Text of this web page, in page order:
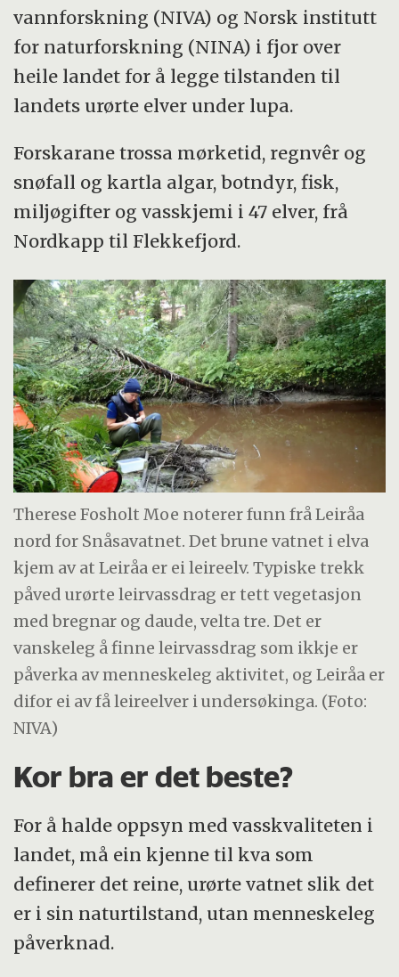
vannforskning (NIVA) og Norsk institutt
for naturforskning (NINA) i fjor over
heile landet for å legge tilstanden til
landets urørte elver under lupa.
Forskarane trossa mørketid, regnvêr og
snøfall og kartla algar, botndyr, fisk,
miljøgifter og vasskjemi i 47 elver, frå
Nordkapp til Flekkefjord.
Therese Fosholt Moe noterer funn frå Leiråa
nord for Snåsavatnet. Det brune vatnet i elva
kjem av at Leiråa er ei leireelv. Typiske trekk
påved urørte leirvassdrag er tett vegetasjon
med bregnar og daude, velta tre. Det er
vanskeleg å finne leirvassdrag som ikkje er
påverka av menneskeleg aktivitet, og Leiråa er
difor ei av få leireelver i undersøkinga. (Foto:
NIVA)
Kor bra er det beste?
For å halde oppsyn med vasskvaliteten i
landet, må ein kjenne til kva som
definerer det reine, urørte vatnet slik det
er i sin naturtilstand, utan menneskeleg
påverknad.